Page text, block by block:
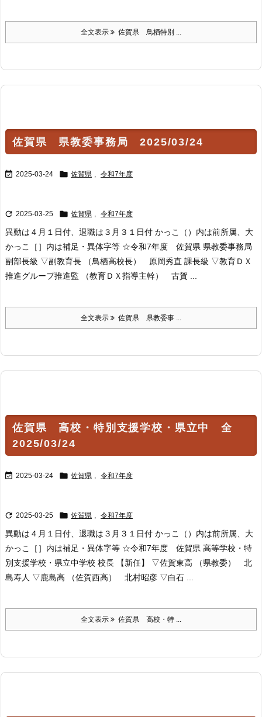
全文表示 佐賀県 鳥栖特別 ...
佐賀県 県教委事務局 2025/03/24
 2025-03-24  佐賀県 , 令和7年度
 2025-03-25  佐賀県 , 令和7年度
異動は４月１日付、退職は３月３１日付 かっこ（）内は前所属、大
かっこ［］内は補足・異体字等 ☆令和7年度 佐賀県 県教委事務局
副部長級 ▽副教育長 （鳥栖高校長） 原岡秀直 課長級 ▽教育ＤＸ
推進グループ推進監 （教育ＤＸ指導主幹） 古賀 ...
全文表示 佐賀県 県教委事 ...
佐賀県 高校・特別支援学校・県立中 全
2025/03/24
 2025-03-24  佐賀県 , 令和7年度
 2025-03-25  佐賀県 , 令和7年度
異動は４月１日付、退職は３月３１日付 かっこ（）内は前所属、大
かっこ［］内は補足・異体字等 ☆令和7年度 佐賀県 高等学校・特
別支援学校・県立中学校 校長 【新任】 ▽佐賀東高 （県教委） 北
島寿人 ▽鹿島高 （佐賀西高） 北村昭彦 ▽白石 ...
全文表示 佐賀県 高校・特 ...